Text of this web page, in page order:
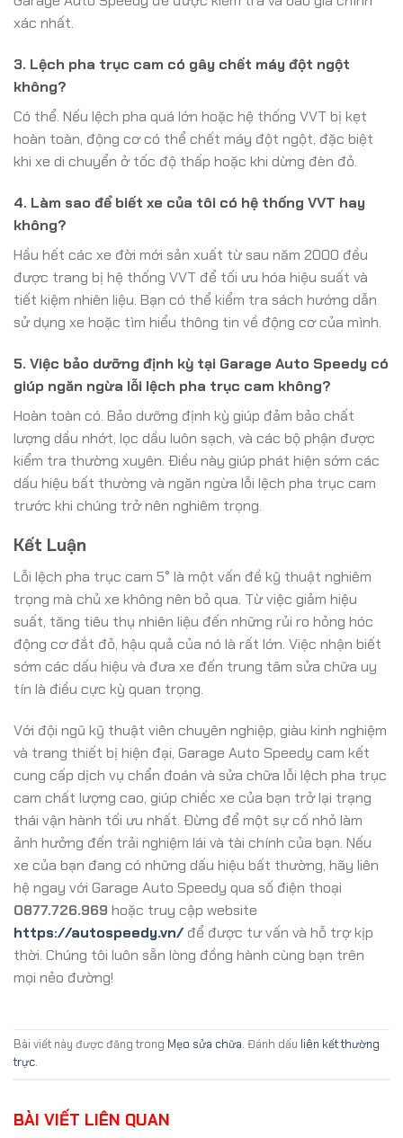
xác nhất.
3. Lệch pha trục cam có gây chết máy đột ngột
không?
Có thể. Nếu lệch pha quá lớn hoặc hệ thống VVT bị kẹt
hoàn toàn, động cơ có thể chết máy đột ngột, đặc biệt
khi xe di chuyển ở tốc độ thấp hoặc khi dừng đèn đỏ.
4. Làm sao để biết xe của tôi có hệ thống VVT hay
không?
Hầu hết các xe đời mới sản xuất từ sau năm 2000 đều
được trang bị hệ thống VVT để tối ưu hóa hiệu suất và
tiết kiệm nhiên liệu. Bạn có thể kiểm tra sách hướng dẫn
sử dụng xe hoặc tìm hiểu thông tin về động cơ của mình.
5. Việc bảo dưỡng định kỳ tại Garage Auto Speedy có
giúp ngăn ngừa lỗi lệch pha trục cam không?
Hoàn toàn có. Bảo dưỡng định kỳ giúp đảm bảo chất
lượng dầu nhớt, lọc dầu luôn sạch, và các bộ phận được
kiểm tra thường xuyên. Điều này giúp phát hiện sớm các
dấu hiệu bất thường và ngăn ngừa lỗi lệch pha trục cam
trước khi chúng trở nên nghiêm trọng.
Kết Luận
Lỗi lệch pha trục cam 5° là một vấn đề kỹ thuật nghiêm
trọng mà chủ xe không nên bỏ qua. Từ việc giảm hiệu
suất, tăng tiêu thụ nhiên liệu đến những rủi ro hỏng hóc
động cơ đắt đỏ, hậu quả của nó là rất lớn. Việc nhận biết
sớm các dấu hiệu và đưa xe đến trung tâm sửa chữa uy
tín là điều cực kỳ quan trọng.
Với đội ngũ kỹ thuật viên chuyên nghiệp, giàu kinh nghiệm
và trang thiết bị hiện đại, Garage Auto Speedy cam kết
cung cấp dịch vụ chẩn đoán và sửa chữa lỗi lệch pha trục
cam chất lượng cao, giúp chiếc xe của bạn trở lại trạng
thái vận hành tối ưu nhất. Đừng để một sự cố nhỏ làm
ảnh hưởng đến trải nghiệm lái và tài chính của bạn. Nếu
xe của bạn đang có những dấu hiệu bất thường, hãy liên
hệ ngay với Garage Auto Speedy qua số điện thoại
0877.726.969 hoặc truy cập website
https://autospeedy.vn/để được tư vấn và hỗ trợ kịp
thời. Chúng tôi luôn sẵn lòng đồng hành cùng bạn trên
mọi nẻo đường!
Bài viết này được đăng trong Mẹo sửa chữa. Đánh dấu liên kết thường
trực.
BÀI VIẾT LIÊN QUAN